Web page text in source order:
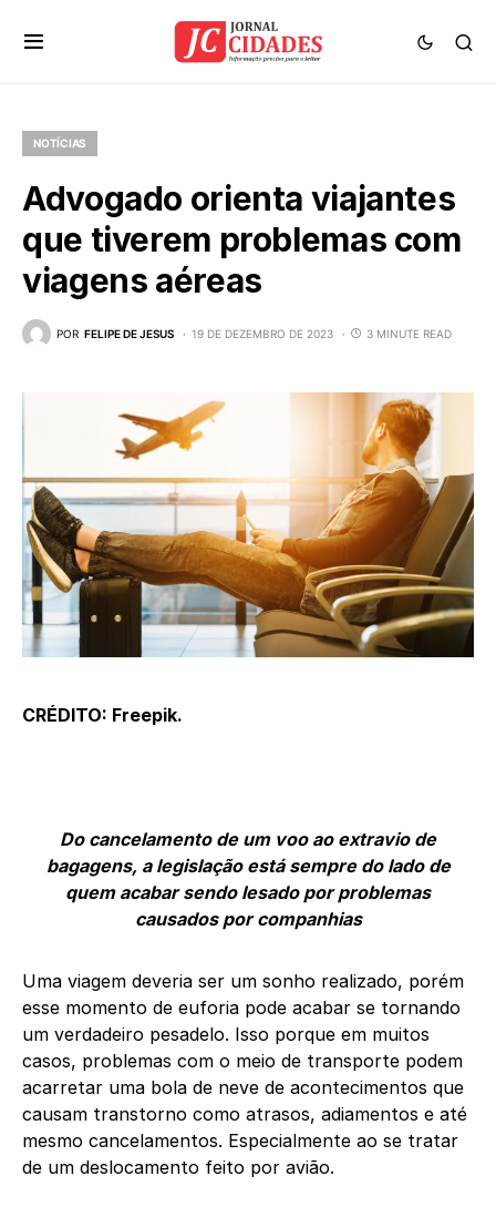
NOTÍCIAS
Advogado orienta viajantes
que tiverem problemas com
viagens aéreas
POR FELIPE DE JESUS 19 DE DEZEMBRO DE 2023 3 MINUTE READ
CRÉDITO: Freepik.
Do cancelamento de um voo ao extravio de
bagagens, a legislação está sempre do lado de
quem acabar sendo lesado por problemas
causados por companhias
Uma viagem deveria ser um sonho realizado, porém
esse momento de euforia pode acabar se tornando
um verdadeiro pesadelo. Isso porque em muitos
casos, problemas com o meio de transporte podem
acarretar uma bola de neve de acontecimentos que
causam transtorno como atrasos, adiamentos e até
mesmo cancelamentos. Especialmente ao se tratar
de um deslocamento feito por avião.